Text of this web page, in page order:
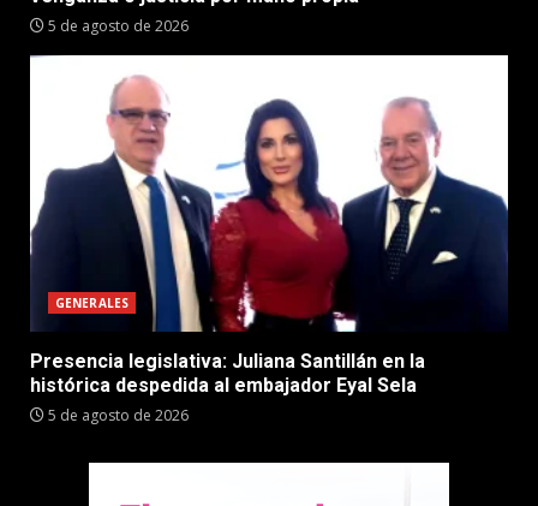
5 de agosto de 2026
GENERALES
Presencia legislativa: Juliana Santillán en la
histórica despedida al embajador Eyal Sela
5 de agosto de 2026